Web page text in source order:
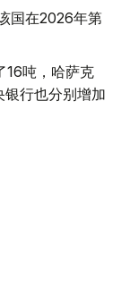
国在2026年第
16吨，哈萨克
行也分别增加